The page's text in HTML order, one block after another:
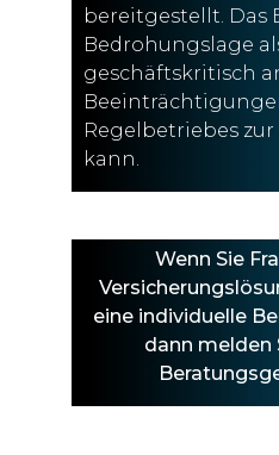
bereitgestellt. Das
Bedrohungslage
geschäftskritisch
Regelbetriebes
kann.
Wenn Sie
eine individuelle
dann melden